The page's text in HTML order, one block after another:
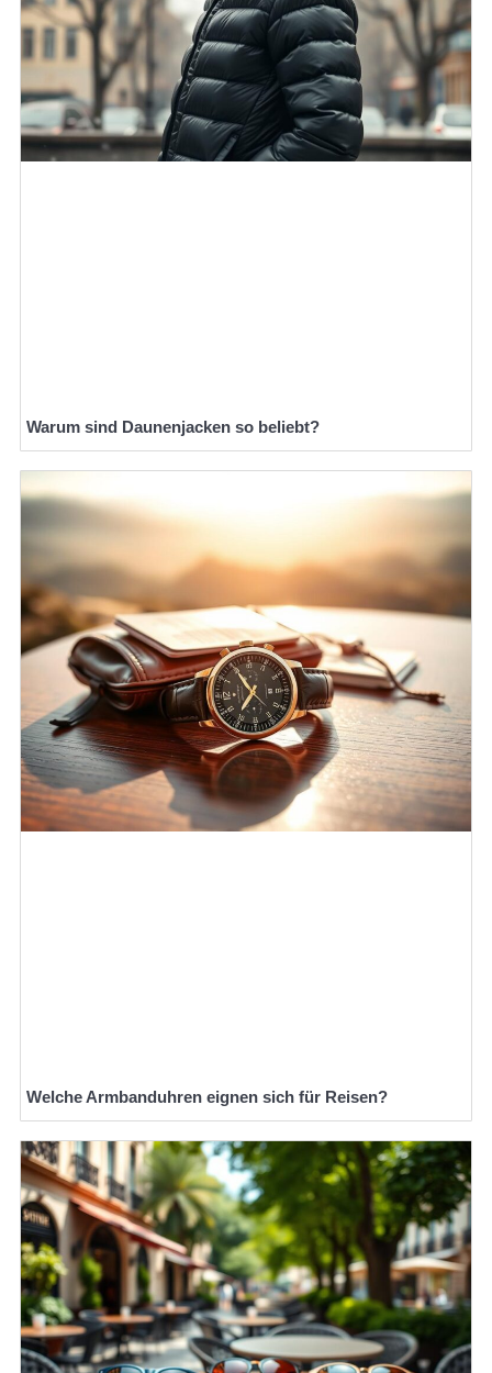
Warum sind Daunenjacken so beliebt?
Welche Armbanduhren eignen sich für Reisen?